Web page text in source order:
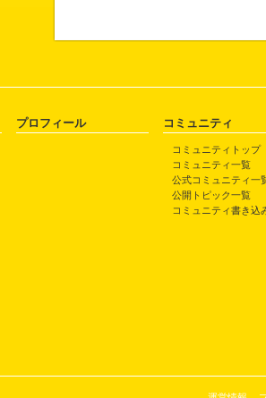
プロフィール コミュニティ
コミュニティトップ
コミュニティ一覧
公式コミュニティ一
公開トピック一覧
コミュニティ書き込